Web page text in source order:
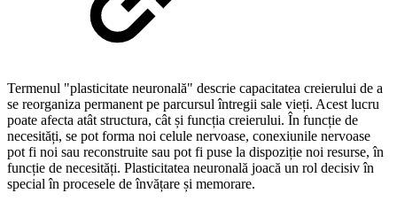
Termenul "plasticitate neuronală" descrie capacitatea creierului de a
se reorganiza permanent pe parcursul întregii sale vieți. Acest lucru
poate afecta atât structura, cât și funcția creierului. În funcție de
necesități, se pot forma noi celule nervoase, conexiunile nervoase
pot fi noi sau reconstruite sau pot fi puse la dispoziție noi resurse, în
funcție de necesități. Plasticitatea neuronală joacă un rol decisiv în
special în procesele de învățare și memorare.